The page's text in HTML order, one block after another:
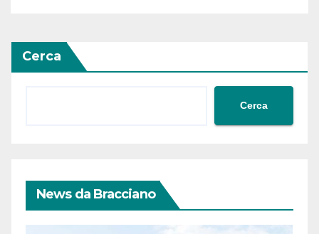
Cerca
Cerca
News da Bracciano